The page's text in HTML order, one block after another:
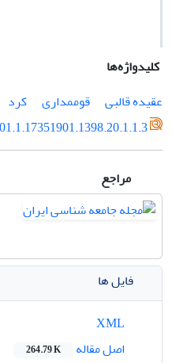
کلیدواژه‌ها
عقیده قالبی
قوم­مداری کرد
مراجع
فایل ها
اصل مقاله
264.79 K